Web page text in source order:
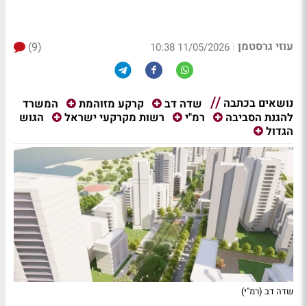
עוזי גרסטמן |
11/05/2026 10:38
(9)
נושאים בכתבה שדה דב קרקע מזוהמת
המשרד
להגנת הסביבה
רמ"י רשות מקרקעי ישראל
הגוש
הגדול
שדה דב (רמ"י)